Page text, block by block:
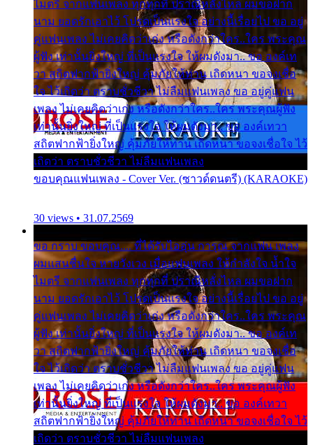
ไมตรี จากแฟนเพลง ทุกทุกที่ ปราณีหลั่งไหล ผมขอฝาก
นาม ยอดรักเอาไว้ โปรดเป็นแรงใจ อย่างนี้เรื่อยไป ขอ อยู่
คู่แฟนเพลง ไม่เคยคิดว่าเก่ง หรือดังกว่าใคร..ใคร พระคุณ
ผู้ฟัง เท่านั้นยิ่งใหญ่ ที่เป็นแรงใจ ให้ผมดังมา.. ขอ องค์เท
วา สถิตฟากฟ้ายิ่งใหญ่ คุ้มภัยให้ท่าน เถิดหนา ขอจงเชื่อ
ใจ ไว้เถิดว่า ตราบชั่วชีวา ไม่ลืมแฟนเพลง ขอ อยู่คู่แฟน
เพลง ไม่เคยคิดว่าเก่ง หรือดังกว่าใคร..ใคร พระคุณผู้ฟัง
เท่านั้นยิ่งใหญ่ ที่เป็นแรงใจ ให้ผมดังมา.. ขอ องค์เทวา
สถิตฟากฟ้ายิ่งใหญ่ คุ้มภัยให้ท่าน เถิดหนา ขอจงเชื่อใจ ไว้
เถิดว่า ตราบชั่วชีวา ไม่ลืมแฟนเพลง
ขอบคุณแฟนเพลง - Cover Ver. (ซาวด์ดนตรี) (KARAOKE)
30 views • 31.07.2569
ขอ กราบ ขอบคุณ.... ที่ได้รับไออุ่น การุณ จากแฟน เพลง
ผมแสนชื่นใจ หายวังเวง เมื่อแฟนเพลง ให้กำลังใจ น้ำใจ
ไมตรี จากแฟนเพลง ทุกทุกที่ ปราณีหลั่งไหล ผมขอฝาก
นาม ยอดรักเอาไว้ โปรดเป็นแรงใจ อย่างนี้เรื่อยไป ขอ อยู่
คู่แฟนเพลง ไม่เคยคิดว่าเก่ง หรือดังกว่าใคร..ใคร พระคุณ
ผู้ฟัง เท่านั้นยิ่งใหญ่ ที่เป็นแรงใจ ให้ผมดังมา.. ขอ องค์เท
วา สถิตฟากฟ้ายิ่งใหญ่ คุ้มภัยให้ท่าน เถิดหนา ขอจงเชื่อ
ใจ ไว้เถิดว่า ตราบชั่วชีวา ไม่ลืมแฟนเพลง ขอ อยู่คู่แฟน
เพลง ไม่เคยคิดว่าเก่ง หรือดังกว่าใคร..ใคร พระคุณผู้ฟัง
เท่านั้นยิ่งใหญ่ ที่เป็นแรงใจ ให้ผมดังมา.. ขอ องค์เทวา
สถิตฟากฟ้ายิ่งใหญ่ คุ้มภัยให้ท่าน เถิดหนา ขอจงเชื่อใจ ไว้
เถิดว่า ตราบชั่วชีวา ไม่ลืมแฟนเพลง